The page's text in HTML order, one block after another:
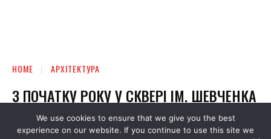
We use cookies to ensure that we give you the best
experience on our website. If you continue to use this site we